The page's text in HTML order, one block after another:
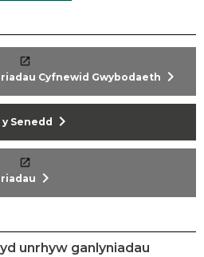
Cyfnewid Gwybodaeth chevron_right
Senedd chevron_right
chevron_right
unrhyw ganlyniadau